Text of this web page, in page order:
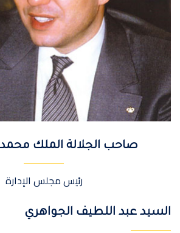
صاحب الجلالة الملك
رئيس مجلس الإدارة
السيد عبد اللطيف الجواهري